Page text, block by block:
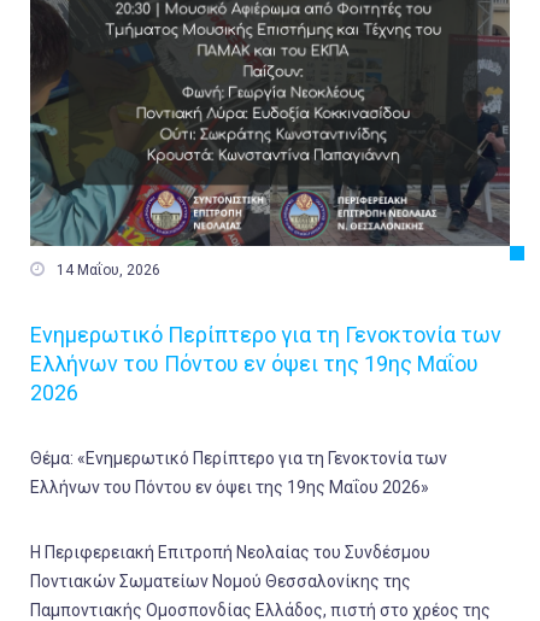
 14 Μαΐου, 2026
Ενημερωτικό Περίπτερο για τη Γενοκτονία των
Ελλήνων του Πόντου εν όψει της 19ης Μαΐου
2026
Θέμα: «Ενημερωτικό Περίπτερο για τη Γενοκτονία των
Ελλήνων του Πόντου εν όψει της 19ης Μαΐου 2026»
Η Περιφερειακή Επιτροπή Νεολαίας του Συνδέσμου
Ποντιακών Σωματείων Νομού Θεσσαλονίκης της
Παμποντιακής Ομοσπονδίας Ελλάδος, πιστή στο χρέος της